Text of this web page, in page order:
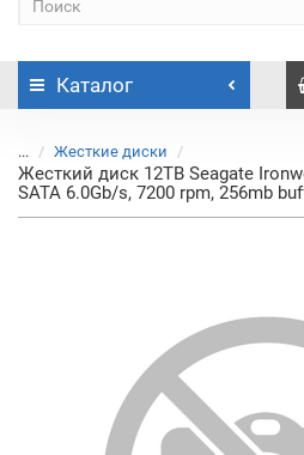
Каталог
... Жесткие диски
Жесткий диск 12TB Seagate
SATA 6.0Gb/s, 7200 rpm, 256mb